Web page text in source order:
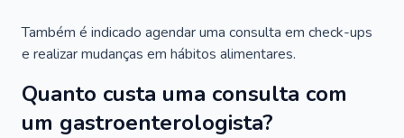
Também é indicado agendar uma consulta em check-ups
e realizar mudanças em hábitos alimentares.
Quanto custa uma consulta com
um gastroenterologista?